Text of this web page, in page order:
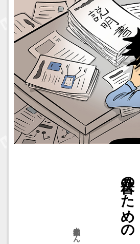
普及のための
満福太郎さん